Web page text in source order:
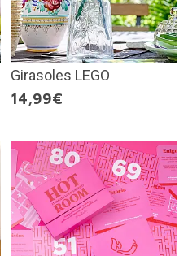
Girasoles LEGO
14,99€